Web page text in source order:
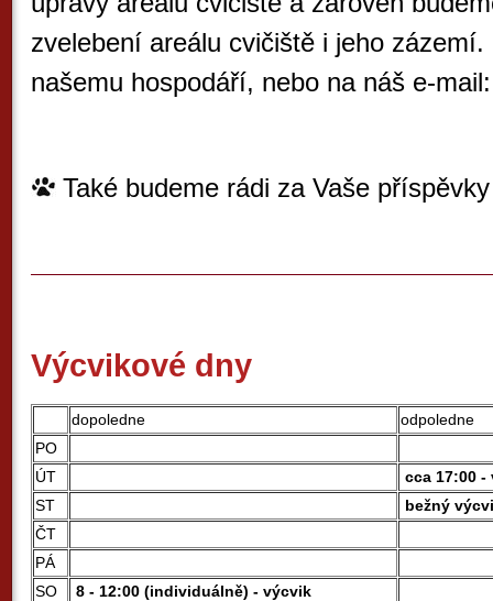
zvelebení areálu cvičiště i jeho
našemu hospodáří, nebo na náš e-
Také budeme rádi za Vaše
Výcvikové dny
dopoledne
odpoledne
PO
ÚT
cca 17:00 -
ST
bežný
ČT
PÁ
SO
8 - 12:00 (individuálně) - výcvik